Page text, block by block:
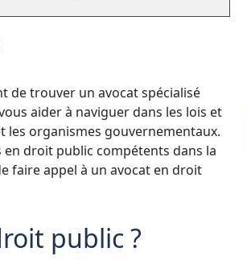
de trouver un avocat spécialisé
aider à naviguer dans les lois et
les organismes gouvernementaux.
en droit public compétents dans la
faire appel à un avocat en droit
public ?